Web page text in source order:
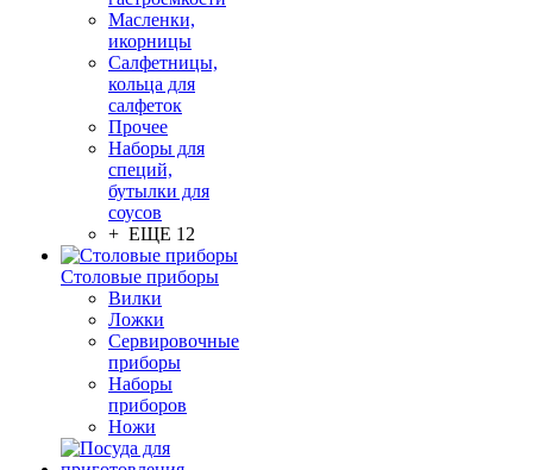
Масленки,
икорницы
Салфетницы,
кольца для
салфеток
Прочее
Наборы для
специй,
бутылки для
соусов
+ ЕЩЕ 12
Столовые приборы
Вилки
Ложки
Сервировочные
приборы
Наборы
приборов
Ножи